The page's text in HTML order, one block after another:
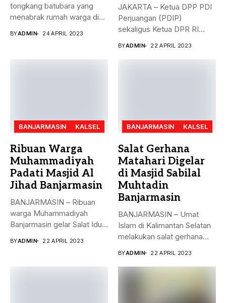
tongkang batubara yang
menabrak rumah warga di
BYADMIN 24 APRIL 2023
JAKARTA – Ketua DPP PDI
Perjuangan (PDIP)
sekaligus Ketua DPR RI
BYADMIN 22 APRIL 2023
BANJARMASIN KALSEL
Ribuan Warga
Muhammadiyah
Padati Masjid Al
Jihad Banjarmasin
BANJARMASIN – Ribuan
warga Muhammadiyah
Banjarmasin gelar Salat Idul
BYADMIN 22 APRIL 2023
BANJARMASIN KALSEL
Salat Gerhana
Matahari Digelar
di Masjid Sabilal
Muhtadin
Banjarmasin
BANJARMASIN – Umat
Islam di Kalimantan Selatan
melakukan salat gerhana
BYADMIN 22 APRIL 2023